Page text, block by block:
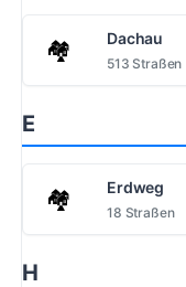
🏘️ Dachau
513 Straßen
E
🏘️ Erdweg
18 Straßen
H